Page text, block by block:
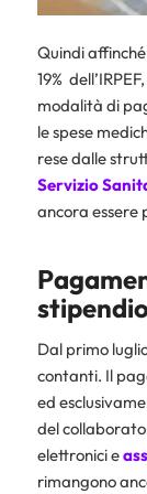
Quindi
19%
modalità di
le spese
rese dalle
Servizio
ancora essere
Dal primo
contanti. Il
ed
del
elettronici e
rimangono